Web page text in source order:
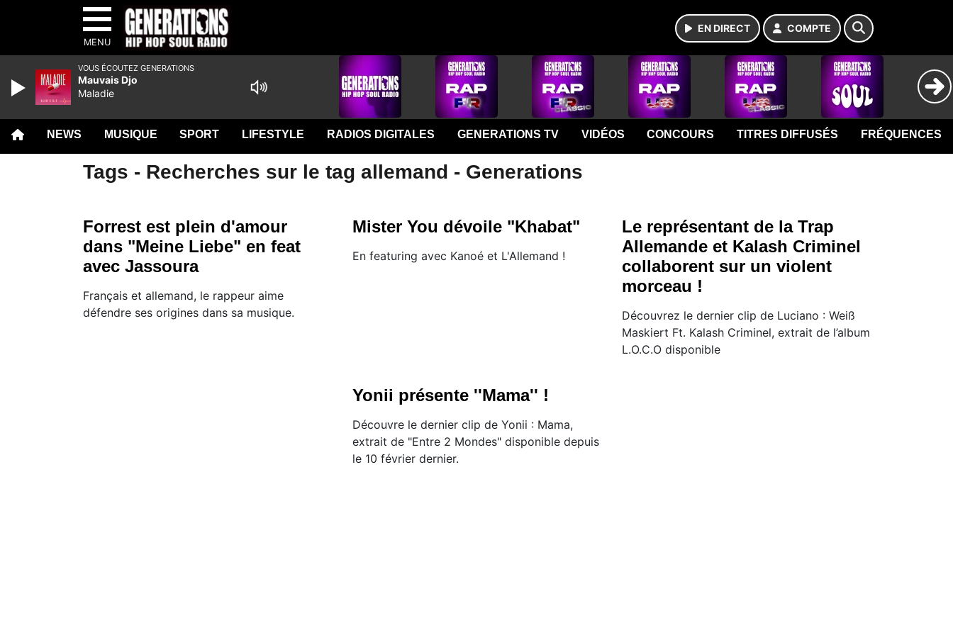
MENU
EN DIRECT COMPTE
NEWS MUSIQUE SPORT LIFESTYLE RADIOS DIGITALES GENERATIONS TV VIDÉOS CONCOURS TITRES DIFFUSÉS FRÉQUENCES
Tags - Recherches sur le tag allemand - Generations
Forrest est plein d'amour
dans "Meine Liebe" en feat
avec Jassoura
Français et allemand, le rappeur aime
défendre ses origines dans sa musique.
Mister You dévoile "Khabat"
En featuring avec Kanoé et L'Allemand !
Le représentant de la Trap
Allemande et Kalash Criminel
collaborent sur un violent
morceau !
Découvrez le dernier clip de Luciano : Weiß
Maskiert Ft. Kalash Criminel, extrait de l’album
L.O.C.O disponible
Yonii présente ''Mama'' !
Découvre le dernier clip de Yonii : Mama,
extrait de "Entre 2 Mondes" disponible depuis
le 10 février dernier.
VOUS ÉCOUTEZ GENERATIONS
Mauvais Djo
Maladie